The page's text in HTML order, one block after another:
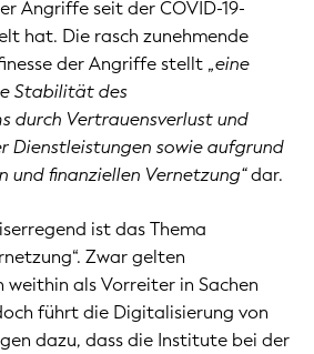
Angriffe seit der COVID-19-
hat. Die rasch zunehmende
der Angriffe stellt „eine
Stabilität des
durch Vertrauensverlust und
Dienstleistungen sowie aufgrund
und finanziellen Vernetzung“dar.
ist das Thema
Zwar gelten
weithin als Vorreiter in Sachen
führt die Digitalisierung von
dazu, dass die Institute bei der